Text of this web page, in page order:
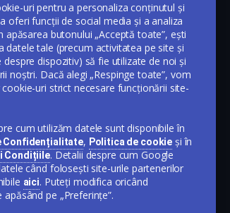
uri pentru a personaliza conținutul și
oferi funcții de social media și a analiza
apăsarea butonului „Acceptă toate”, ești
datele tale (precum activitatea pe site și
dispozitiv) să fie utilizate de noi și
noștri. Dacă alegi „Respinge toate”, vom
uri strict necesare funcționării site-
cum utilizăm datele sunt disponibile în
Confidențialitate, Politica de cookie și în
Condițiile. Detalii despre cum Google
când folosești site-urile partenerilor
aici. Puteți modifica oricând
pe „Preferințe”.